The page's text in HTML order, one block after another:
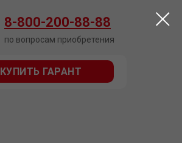
8-800-200-88-88
по вопросам приобретения
КУПИТЬ ГАРАНТ
КУПИТЬ ГАРАНТ